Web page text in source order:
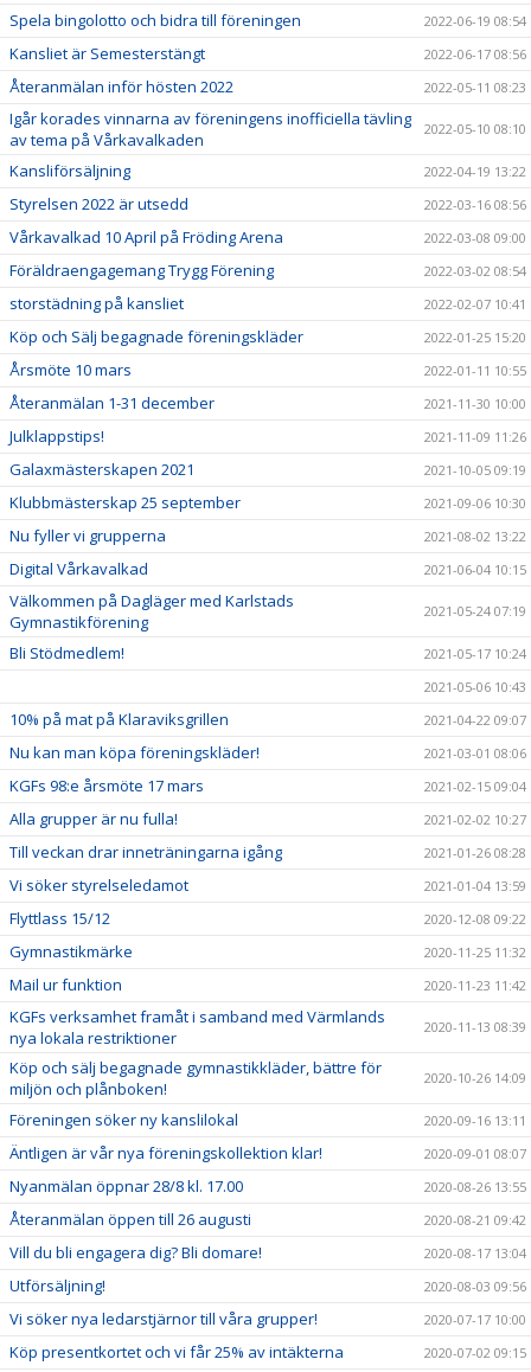
Spela bingolotto och bidra till föreningen 2022-06-19 08:54
Kansliet är Semesterstängt 2022-06-17 08:56
Återanmälan inför hösten 2022 2022-05-11 08:23
Igår korades vinnarna av föreningens inofficiella tävling
av tema på Vårkavalkaden
2022-05-10 08:10
Kansliförsäljning 2022-04-19 13:22
Styrelsen 2022 är utsedd 2022-03-16 08:56
Vårkavalkad 10 April på Fröding Arena 2022-03-08 09:00
Föräldraengagemang Trygg Förening 2022-03-02 08:54
storstädning på kansliet 2022-02-07 10:41
Köp och Sälj begagnade föreningskläder 2022-01-25 15:20
Årsmöte 10 mars 2022-01-11 10:55
Återanmälan 1-31 december 2021-11-30 10:00
Julklappstips! 2021-11-09 11:26
Galaxmästerskapen 2021 2021-10-05 09:19
Klubbmästerskap 25 september 2021-09-06 10:30
Nu fyller vi grupperna 2021-08-02 13:22
Digital Vårkavalkad 2021-06-04 10:15
Välkommen på Dagläger med Karlstads
Gymnastikförening
2021-05-24 07:19
Bli Stödmedlem!
2021-05-17 10:24
2021-05-06 10:43
10% på mat på Klaraviksgrillen 2021-04-22 09:07
Nu kan man köpa föreningskläder! 2021-03-01 08:06
KGFs 98:e årsmöte 17 mars 2021-02-15 09:04
Alla grupper är nu fulla! 2021-02-02 10:27
Till veckan drar inneträningarna igång 2021-01-26 08:28
Vi söker styrelseledamot 2021-01-04 13:59
Flyttlass 15/12 2020-12-08 09:22
Gymnastikmärke 2020-11-25 11:32
Mail ur funktion 2020-11-23 11:42
KGFs verksamhet framåt i samband med Värmlands
nya lokala restriktioner
2020-11-13 08:39
Köp och sälj begagnade gymnastikkläder, bättre för
miljön och plånboken!
2020-10-26 14:09
Föreningen söker ny kanslilokal 2020-09-16 13:11
Äntligen är vår nya föreningskollektion klar! 2020-09-01 08:07
Nyanmälan öppnar 28/8 kl. 17.00 2020-08-26 13:55
Återanmälan öppen till 26 augusti 2020-08-21 09:42
Vill du bli engagera dig? Bli domare! 2020-08-17 13:04
Utförsäljning! 2020-08-03 09:56
Vi söker nya ledarstjärnor till våra grupper! 2020-07-17 10:00
Köp presentkortet och vi får 25% av intäkterna 2020-07-02 09:15